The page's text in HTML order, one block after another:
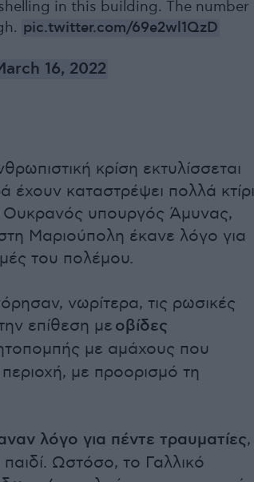
in this building. The number
pic.twitter.com/69e2wl1QzD
16, 2022
κρίση εκτυλίσσεται
καταστρέψει πολλά
Ουκρανός υπουργός Άμυνας,
στη Μαριούπολη έκανε λόγο για
του πολέμου.
νωρίτερα, τις ρωσικές
επίθεση με οβίδες
με αμάχους που
με προορισμό τη
λόγο για πέντε τραυματίες,
Ωστόσο, το Γαλλικό